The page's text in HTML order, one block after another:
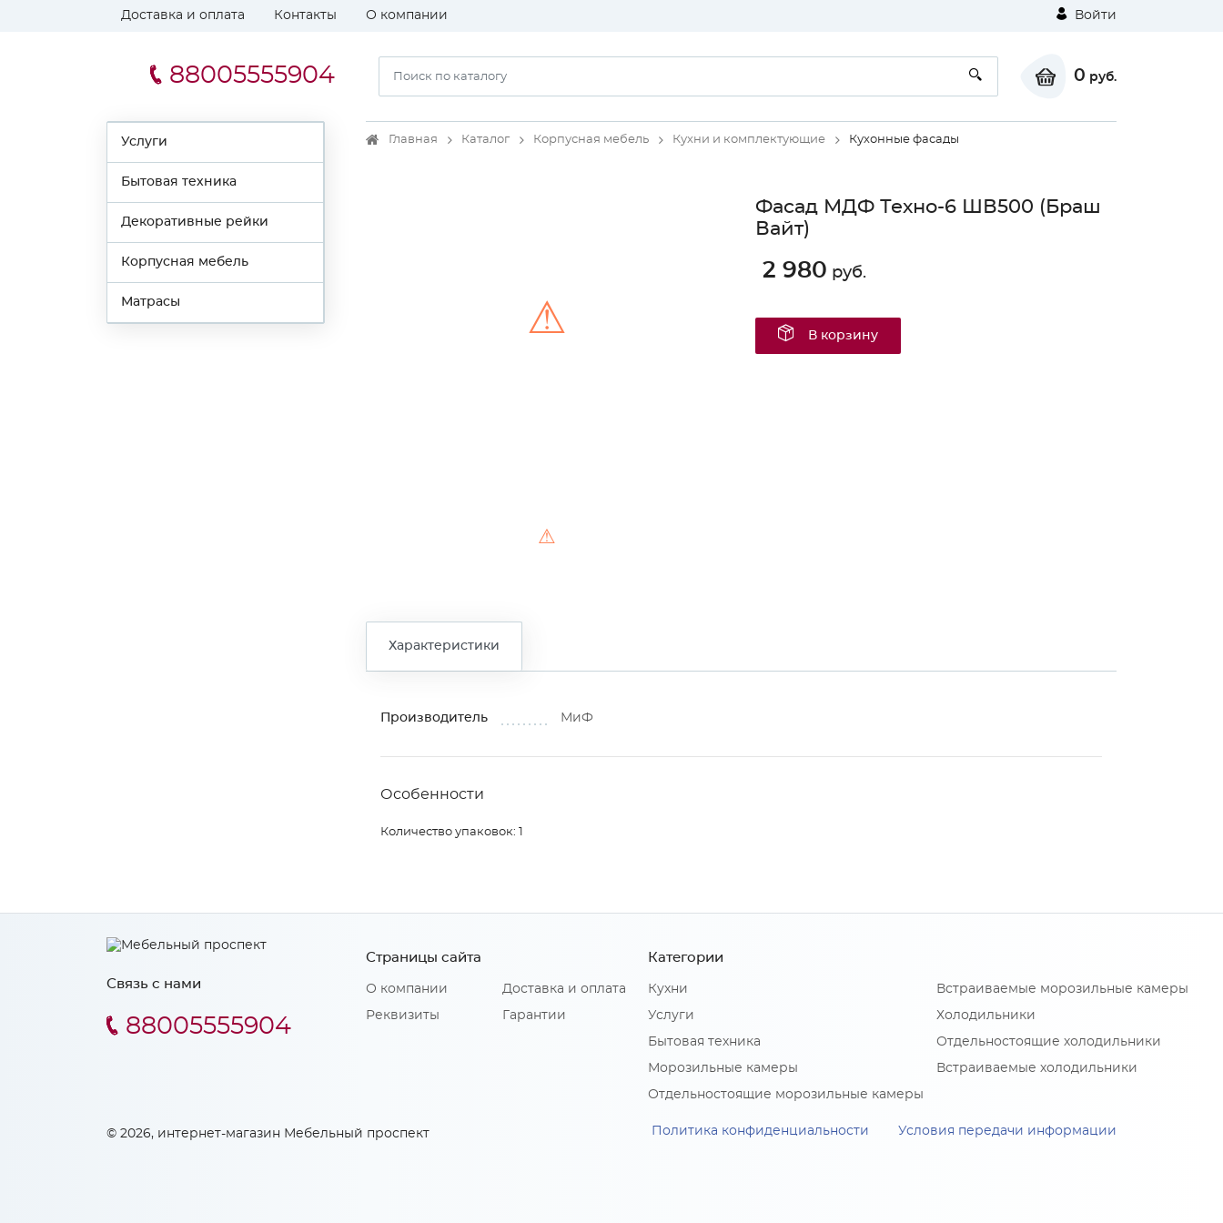
Доставка и оплата Контакты О компании Войти
88005555904 0 руб.
Услуги
Бытовая техника
Декоративные рейки
Корпусная мебель
Матрасы
Главная Каталог Корпусная мебель Кухни и комплектующие Кухонные фасады
⚠
⚠
Фасад МДФ Техно-6 ШВ500 (Браш
Вайт)
2 980 руб.
В корзину
Характеристики
Производитель МиФ
Особенности
Количество упаковок: 1
Связь с нами
88005555904
Страницы сайта
О компании
Реквизиты
Доставка и оплата
Гарантии
Категории
Кухни
Услуги
Бытовая техника
Морозильные камеры
Отдельностоящие морозильные камеры
Встраиваемые морозильные камеры
Холодильники
Отдельностоящие холодильники
Встраиваемые холодильники
© 2026, интернет-магазин Мебельный проспект Политика конфиденциальности Условия передачи информации